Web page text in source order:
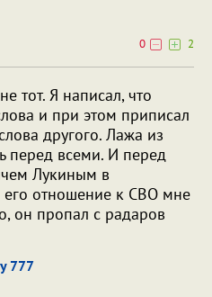
0
2
тот. Я написал, что
и при этом приписал
другого. Лажа из
перед всеми. И перед
Лукиным в
его отношение к СВО мне
он пропал с радаров
777